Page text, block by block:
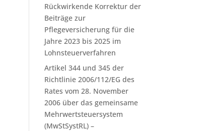
Rückwirkende Korrektur der
Beiträge zur
Pflegeversicherung für die
Jahre 2023 bis 2025 im
Lohnsteuerverfahren
Artikel 344 und 345 der
Richtlinie 2006/112/EG des
Rates vom 28. November
2006 über das gemeinsame
Mehrwertsteuersystem
(MwStSystRL) –